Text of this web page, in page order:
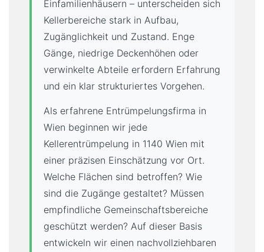
Einfamilienhäusern – unterscheiden sich
Kellerbereiche stark in Aufbau,
Zugänglichkeit und Zustand. Enge
Gänge, niedrige Deckenhöhen oder
verwinkelte Abteile erfordern Erfahrung
und ein klar strukturiertes Vorgehen.
Als erfahrene Entrümpelungsfirma in
Wien beginnen wir jede
Kellerentrümpelung in 1140 Wien mit
einer präzisen Einschätzung vor Ort.
Welche Flächen sind betroffen? Wie
sind die Zugänge gestaltet? Müssen
empfindliche Gemeinschaftsbereiche
geschützt werden? Auf dieser Basis
entwickeln wir einen nachvollziehbaren